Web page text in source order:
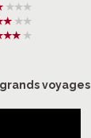
voyages